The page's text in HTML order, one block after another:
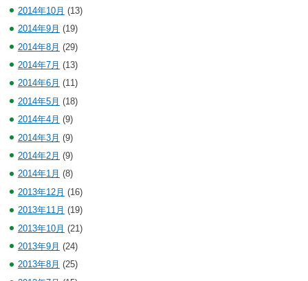
2014年10月 (13)
2014年9月 (19)
2014年8月 (29)
2014年7月 (13)
2014年6月 (11)
2014年5月 (18)
2014年4月 (9)
2014年3月 (9)
2014年2月 (9)
2014年1月 (8)
2013年12月 (16)
2013年11月 (19)
2013年10月 (21)
2013年9月 (24)
2013年8月 (25)